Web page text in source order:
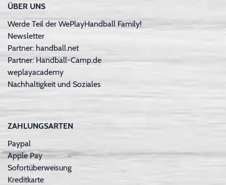
ÜBER UNS
Werde Teil der WePlayHandball Family!
Newsletter
Partner: handball.net
Partner: Handball-Camp.de
weplayacademy
Nachhaltigkeit und Soziales
ZAHLUNGSARTEN
Paypal
Apple Pay
Sofortüberweisung
Kreditkarte